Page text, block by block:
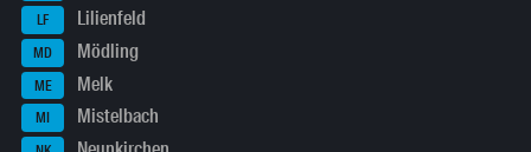
LF Lilienfeld
MD Mödling
ME Melk
MI Mistelbach